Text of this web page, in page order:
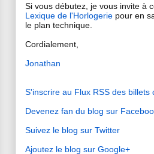
Si vous débutez, je vous invite à
Lexique de l'Horlogerie pour en
le plan technique.
Cordialement,
Jonathan
S'inscrire au Flux RSS des billets
Devenez fan du blog sur
Suivez le blog sur Twitter
Ajoutez le blog sur Google+